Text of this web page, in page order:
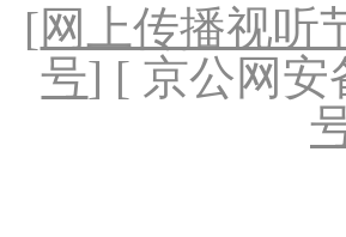
[网上传播视听
号] [ 京公网安